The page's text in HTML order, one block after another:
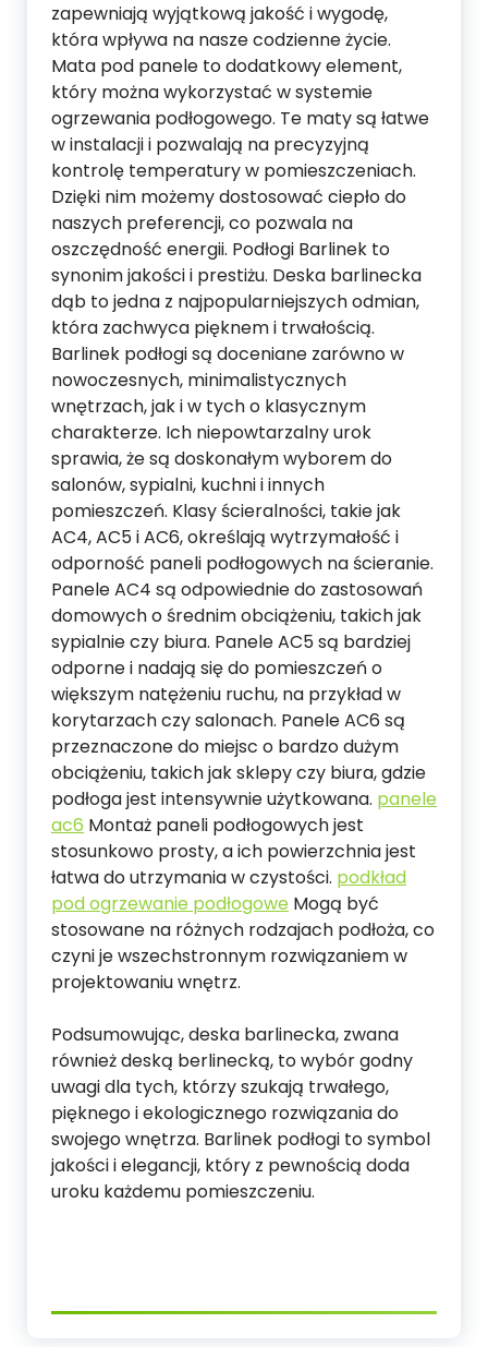
zapewniają wyjątkową jakość i wygodę,
która wpływa na nasze codzienne życie.
Mata pod panele to dodatkowy element,
który można wykorzystać w systemie
ogrzewania podłogowego. Te maty są łatwe
w instalacji i pozwalają na precyzyjną
kontrolę temperatury w pomieszczeniach.
Dzięki nim możemy dostosować ciepło do
naszych preferencji, co pozwala na
oszczędność energii. Podłogi Barlinek to
synonim jakości i prestiżu. Deska barlinecka
dąb to jedna z najpopularniejszych odmian,
która zachwyca pięknem i trwałością.
Barlinek podłogi są doceniane zarówno w
nowoczesnych, minimalistycznych
wnętrzach, jak i w tych o klasycznym
charakterze. Ich niepowtarzalny urok
sprawia, że są doskonałym wyborem do
salonów, sypialni, kuchni i innych
pomieszczeń. Klasy ścieralności, takie jak
AC4, AC5 i AC6, określają wytrzymałość i
odporność paneli podłogowych na ścieranie.
Panele AC4 są odpowiednie do zastosowań
domowych o średnim obciążeniu, takich jak
sypialnie czy biura. Panele AC5 są bardziej
odporne i nadają się do pomieszczeń o
większym natężeniu ruchu, na przykład w
korytarzach czy salonach. Panele AC6 są
przeznaczone do miejsc o bardzo dużym
obciążeniu, takich jak sklepy czy biura, gdzie
podłoga jest intensywnie użytkowana. panele
ac6 Montaż paneli podłogowych jest
stosunkowo prosty, a ich powierzchnia jest
łatwa do utrzymania w czystości. podkład
pod ogrzewanie podłogowe Mogą być
stosowane na różnych rodzajach podłoża, co
czyni je wszechstronnym rozwiązaniem w
projektowaniu wnętrz.
Podsumowując, deska barlinecka, zwana
również deską berlinecką, to wybór godny
uwagi dla tych, którzy szukają trwałego,
pięknego i ekologicznego rozwiązania do
swojego wnętrza. Barlinek podłogi to symbol
jakości i elegancji, który z pewnością doda
uroku każdemu pomieszczeniu.